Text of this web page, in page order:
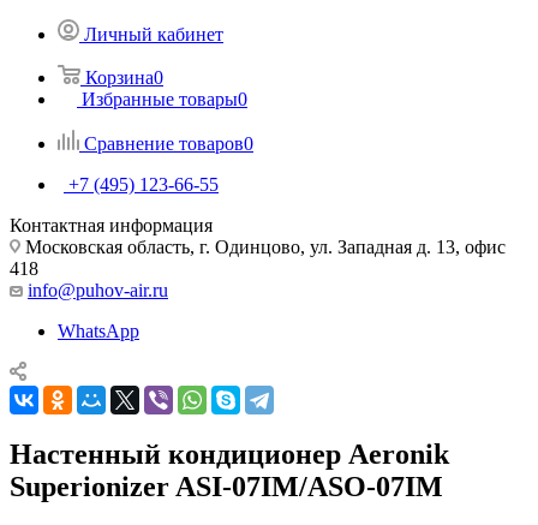
Личный кабинет
Корзина0
Избранные товары0
Сравнение товаров0
+7 (495) 123-66-55
Контактная информация
Московская область, г. Одинцово, ул. Западная д. 13, офис
418
info@puhov-air.ru
WhatsApp
Настенный кондиционер Aeronik
Superionizer ASI-07IM/ASO-07IM